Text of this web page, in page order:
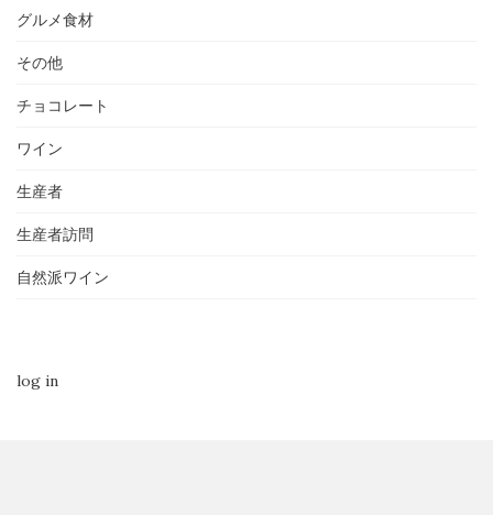
グルメ食材
その他
チョコレート
ワイン
生産者
生産者訪問
自然派ワイン
log in